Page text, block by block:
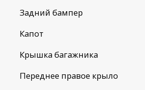
Задний бампер
Капот
Крышка багажника
Переднее правое крыло